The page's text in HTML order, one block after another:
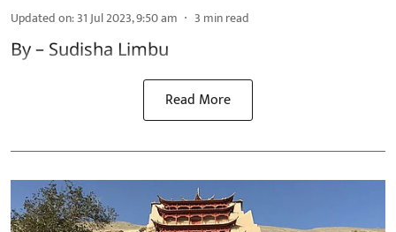
Updated on:31 Jul 2023, 9:50 am 3 min read
By – Sudisha Limbu
Read More